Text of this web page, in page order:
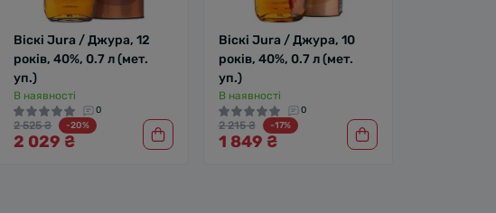
Віскі Jura / Джура, 12
років, 40%, 0.7 л (мет.
уп.)
В наявності
0
2 525 ₴ -20%
2 029 ₴
Віскі Jura / Джура, 10
років, 40%, 0.7 л (мет.
уп.)
В наявності
0
2 215 ₴ -17%
1 849 ₴